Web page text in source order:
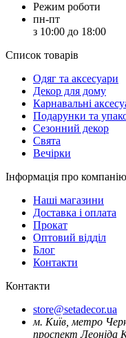
Режим роботи
пн-пт
з 10:00 до 18:00
Список товарів
Oдяг та аксесуари
Декор для дому
Карнавальні
Подарунки та
Сезонний декор
Свята
Вечірки
Інформація про компанію
Наші магазини
Доставка і оплата
Прокат
Оптовий відділ
Блог
Контакти
Контакти
store@setadecor.ua
м. Київ, метро
проспект Леоніда